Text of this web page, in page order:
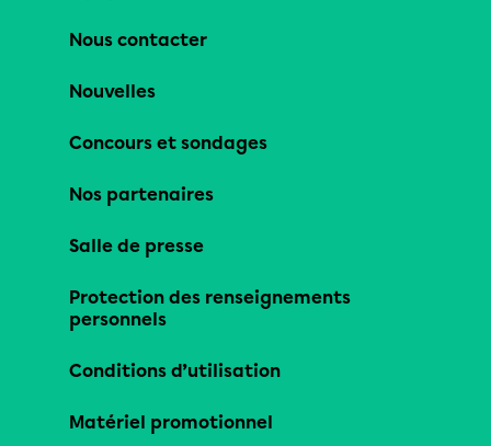
Nous contacter
Nouvelles
Concours et sondages
Nos partenaires
Salle de presse
Protection des renseignements
personnels
Conditions d’utilisation
Matériel promotionnel